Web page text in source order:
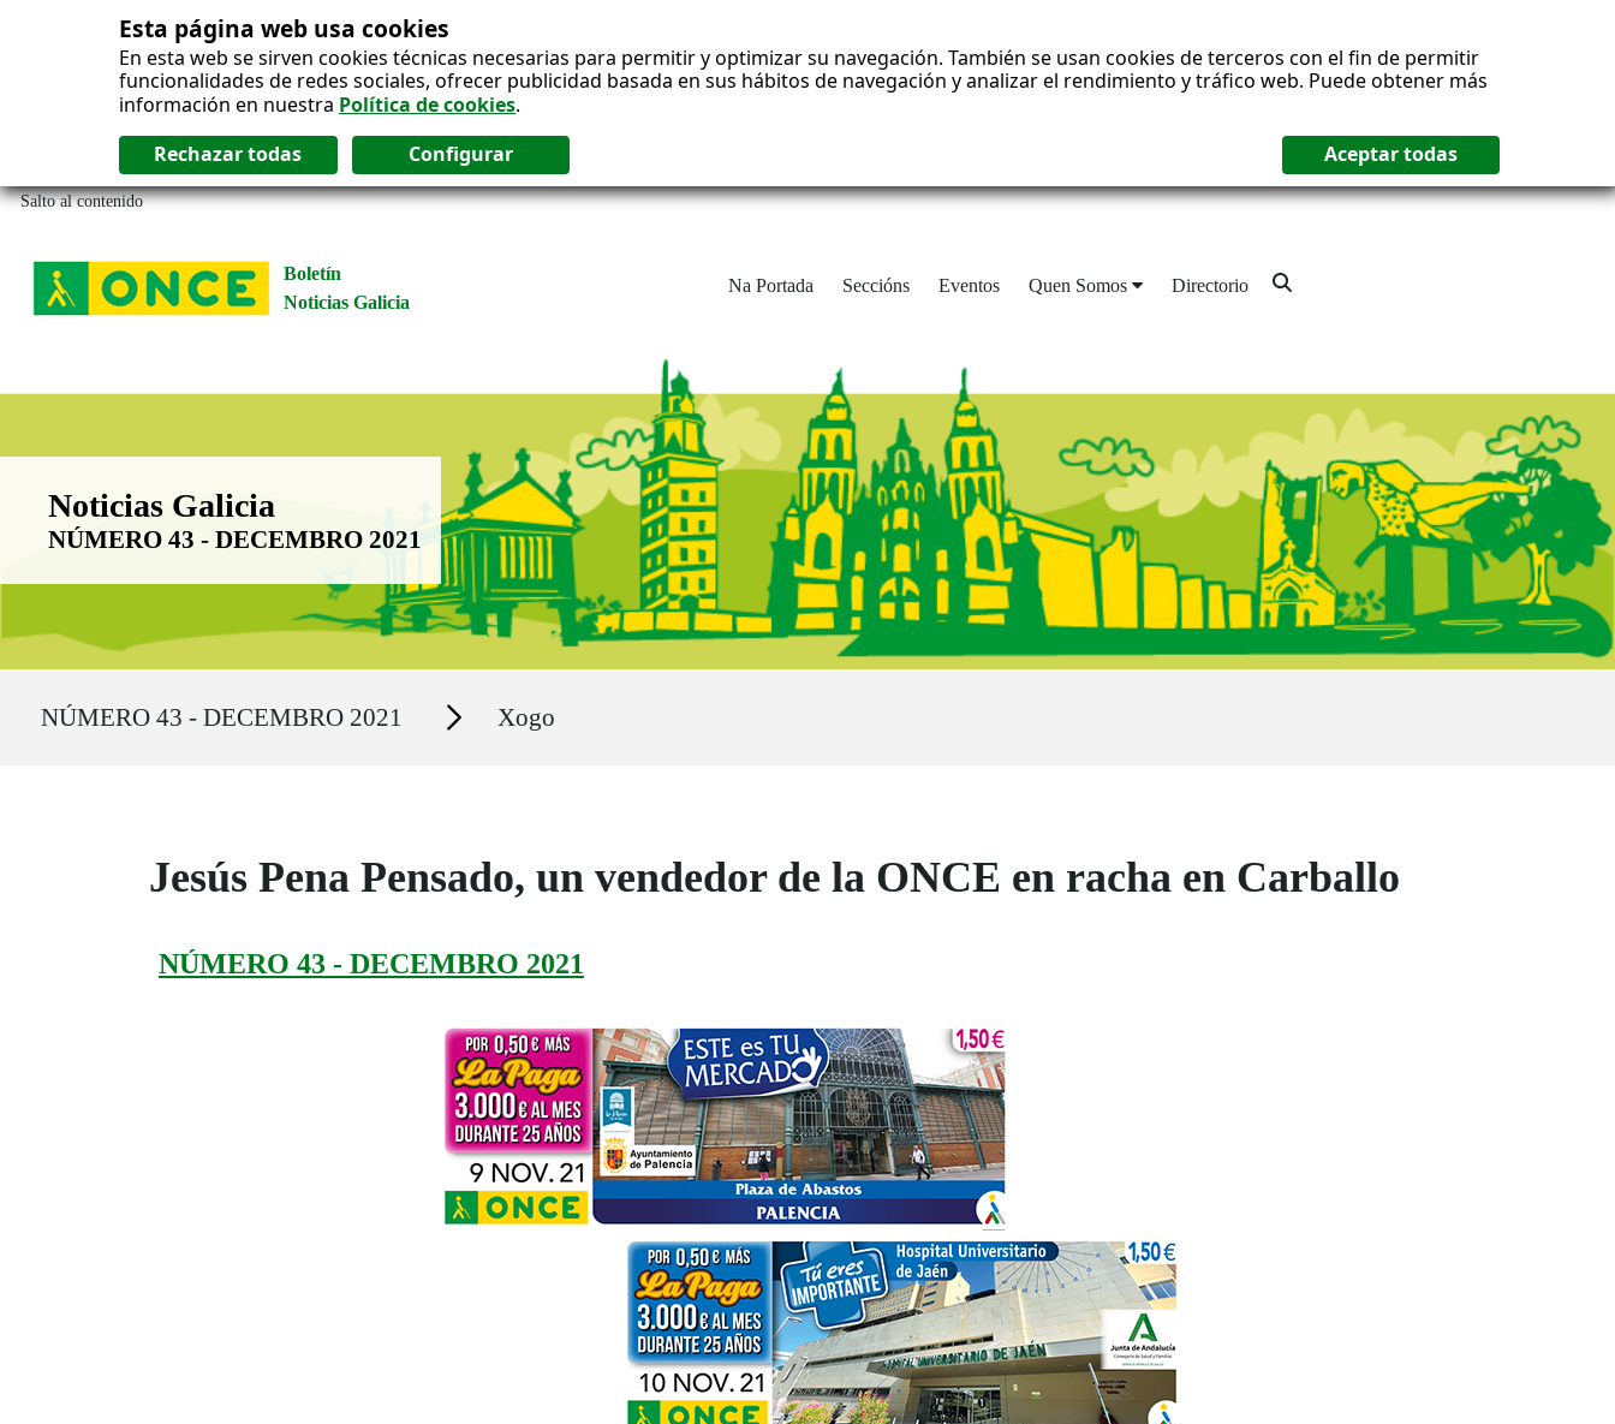
Esta página web usa cookies
En esta web se sirven cookies técnicas necesarias para permitir y optimizar su navegación. También se usan cookies de terceros con el fin de permitir
funcionalidades de redes sociales, ofrecer publicidad basada en sus hábitos de navegación y analizar el rendimiento y tráfico web. Puede obtener más
información en nuestra Política de cookies.
Salto al contenido
Boletín
Noticias Galicia
Na Portada Seccións Eventos Quen Somos Directorio
Boletín Noticias Galicia
Noticias Galicia
NÚMERO 43 - DECEMBRO 2021
NÚMERO 43 - DECEMBRO 2021 Secciones Xogo
Jesús Pena Pensado, un vendedor de la ONCE en racha en Carballo
NÚMERO 43 - DECEMBRO 2021